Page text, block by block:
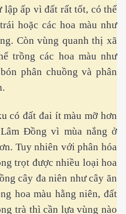
lập ấp vì đất rất tốt, có thể
hoặc các hoa màu như
Còn vùng quanh thị xã
trồng các hoa màu như
phân chuồng và phân
có đất đai ít màu mỡ hơn
Đồng vì mùa nắng ở
Tuy nhiên với phân hóa
trọt được nhiều loại hoa
cây đa niên như cây ăn
hoa màu hằng niên, đất
trà thì cần lựa vùng nào